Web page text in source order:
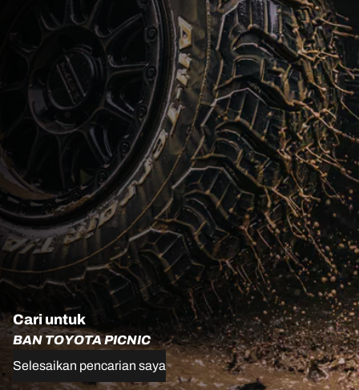
Cari untuk
BAN TOYOTA PICNIC
Selesaikan pencarian saya